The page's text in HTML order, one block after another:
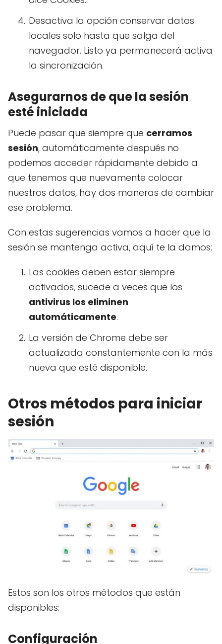
Desactiva la opción conservar datos
locales solo hasta que salga del
navegador. Listo ya permanecerá activa
la sincronización.
Asegurarnos de que la sesión
esté iniciada
Puede pasar que siempre que cerramos
sesión, automáticamente después no
podemos acceder rápidamente debido a
que tenemos que nuevamente colocar
nuestros datos, hay dos maneras de cambiar
ese problema.
Con estas sugerencias vamos a hacer que la
sesión se mantenga activa, aquí te la damos:
Las cookies deben estar siempre
activados, sucede a veces que los
antivirus los eliminen
automáticamente.
La versión de Chrome debe ser
actualizada constantemente con la más
nueva que esté disponible.
Otros métodos para iniciar
sesión
Estos son los otros métodos que están
disponibles:
Configuración